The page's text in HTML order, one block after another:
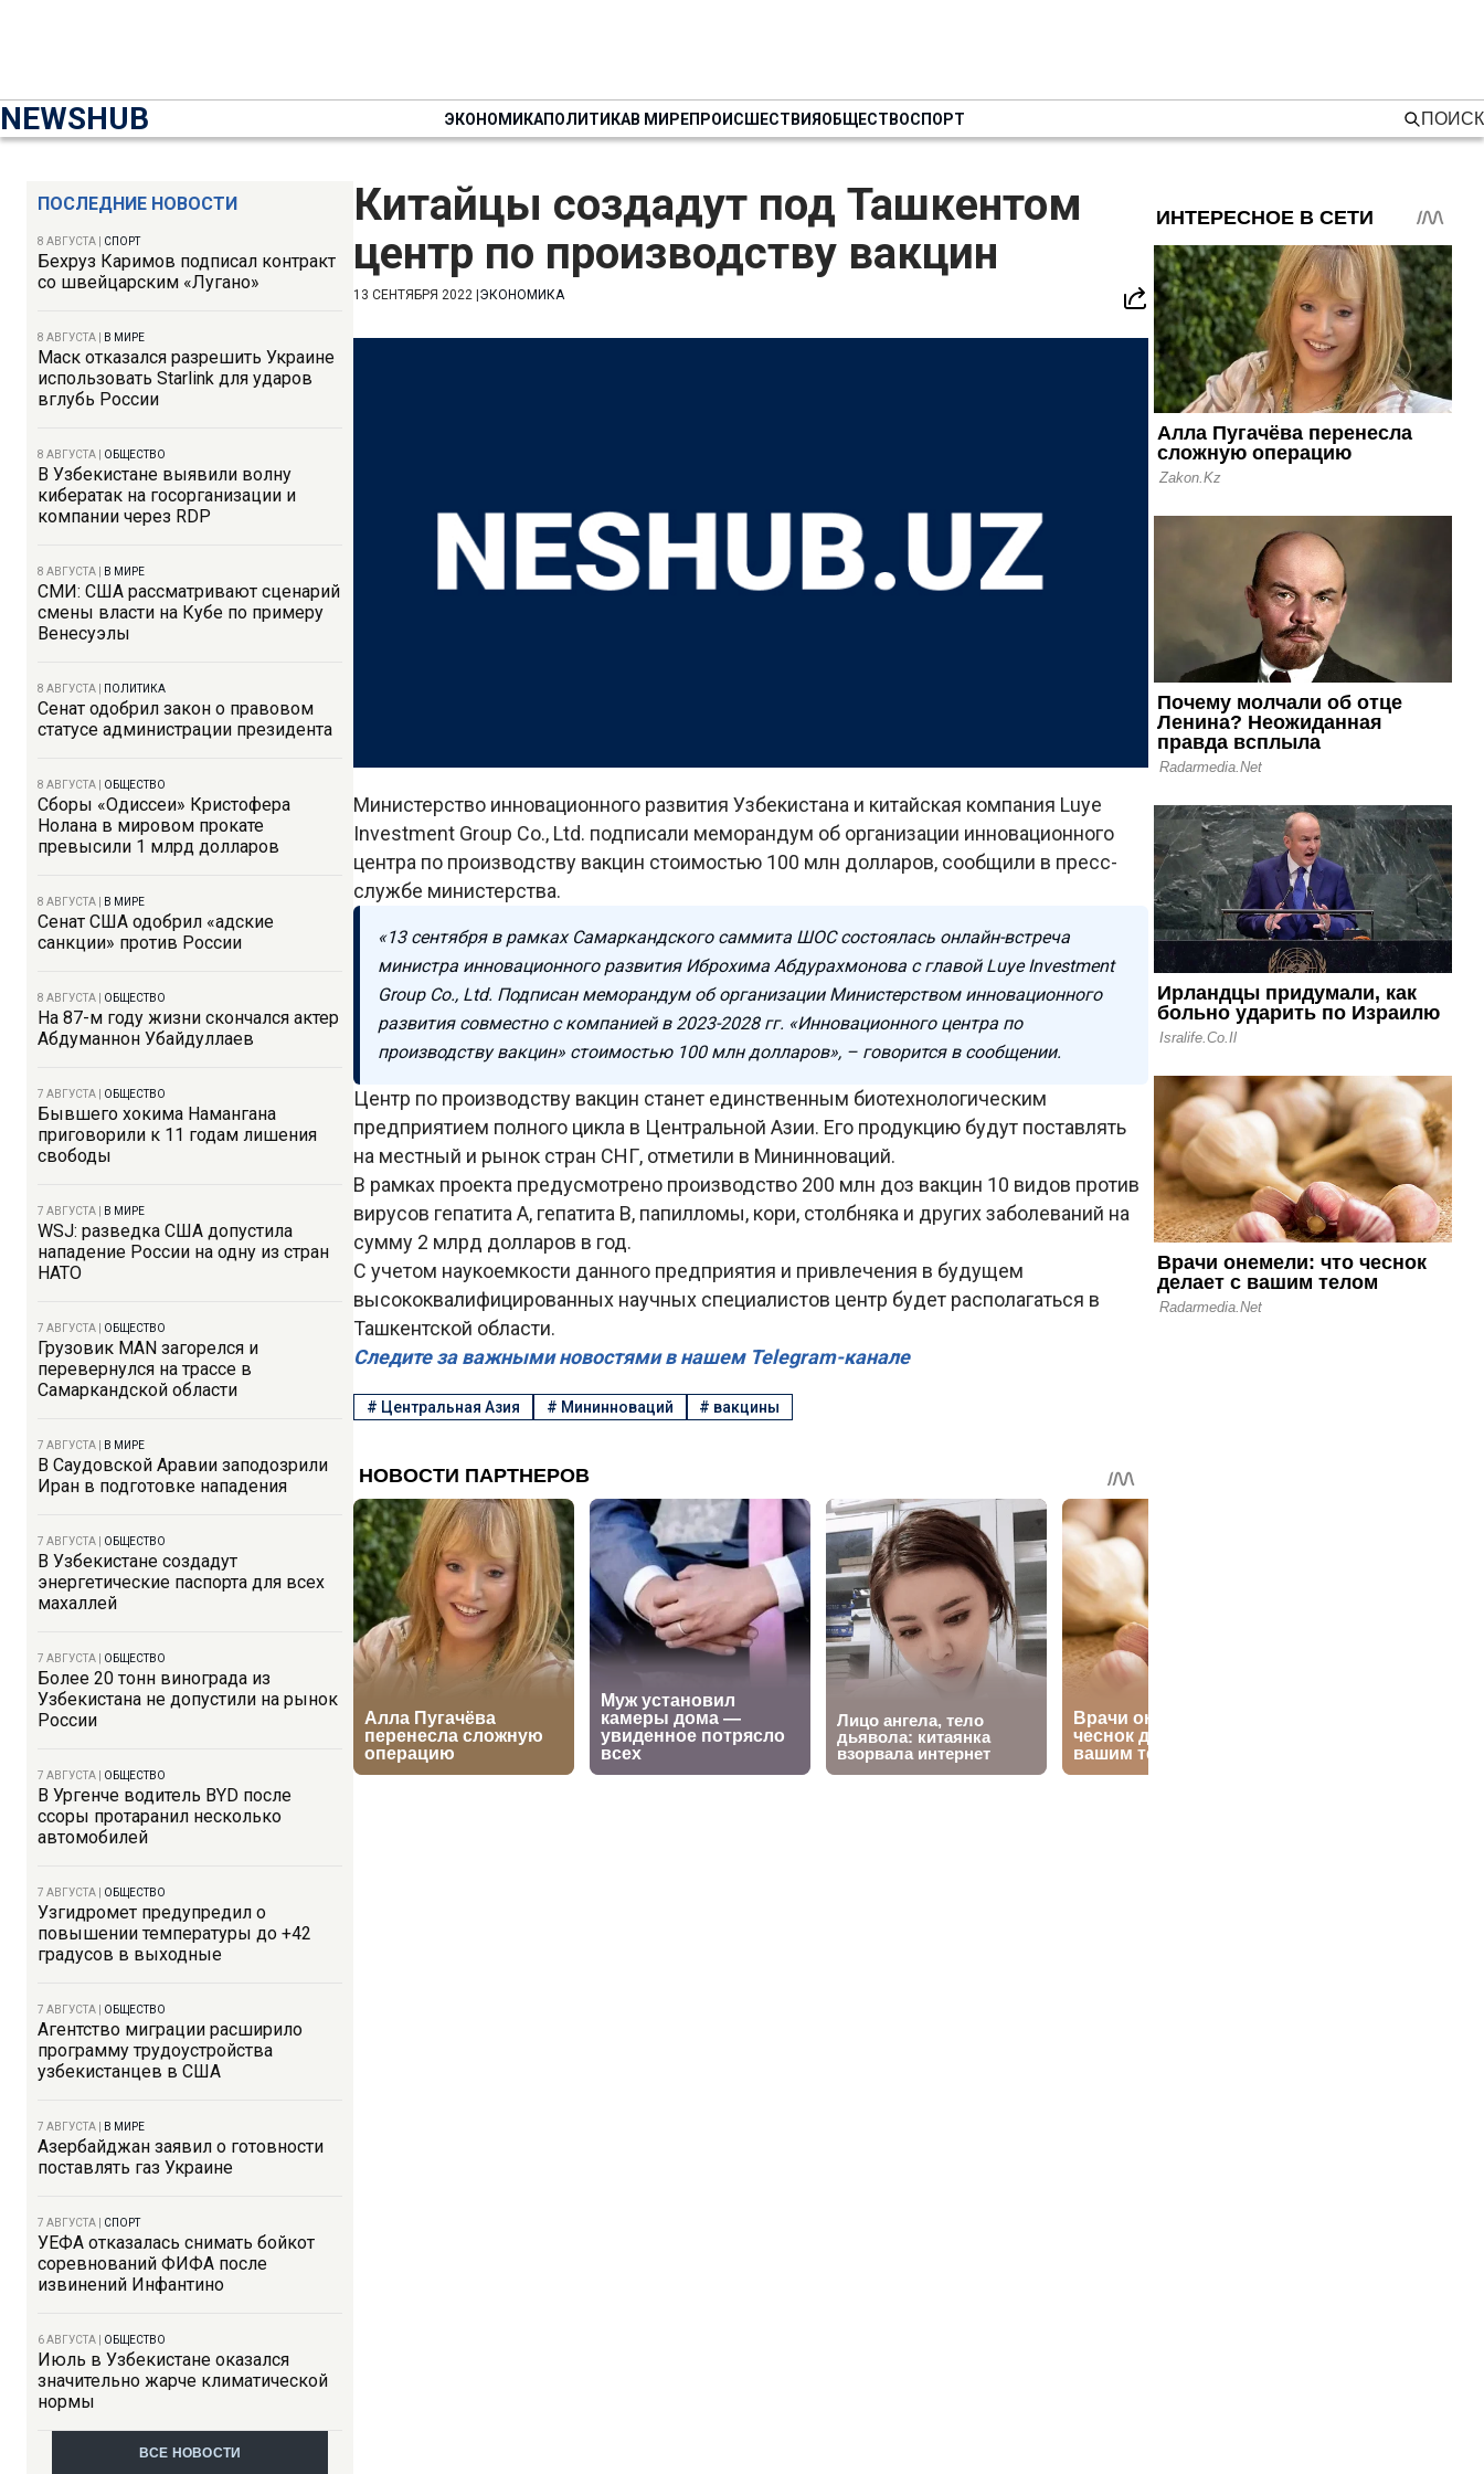
NEWSHUB ЭКОНОМИКАПОЛИТИКАВ МИРЕПРОИСШЕСТВИЯОБЩЕСТВОСПОРТ ПОИСК
ПОСЛЕДНИЕ НОВОСТИ
8 АВГУСТА СПОРТ
Бехруз Каримов подписал контракт
со швейцарским «Лугано»
8 АВГУСТА В МИРЕ
Маск отказался разрешить Украине
использовать Starlink для ударов
вглубь России
8 АВГУСТА ОБЩЕСТВО
В Узбекистане выявили волну
кибератак на госорганизации и
компании через RDP
8 АВГУСТА В МИРЕ
СМИ: США рассматривают сценарий
смены власти на Кубе по примеру
Венесуэлы
8 АВГУСТА ПОЛИТИКА
Сенат одобрил закон о правовом
статусе администрации президента
8 АВГУСТА ОБЩЕСТВО
Сборы «Одиссеи» Кристофера
Нолана в мировом прокате
превысили 1 млрд долларов
8 АВГУСТА В МИРЕ
Сенат США одобрил «адские
санкции» против России
8 АВГУСТА ОБЩЕСТВО
На 87-м году жизни скончался актер
Абдуманнон Убайдуллаев
7 АВГУСТА ОБЩЕСТВО
Бывшего хокима Намангана
приговорили к 11 годам лишения
свободы
7 АВГУСТА В МИРЕ
WSJ: разведка США допустила
нападение России на одну из стран
НАТО
7 АВГУСТА ОБЩЕСТВО
Грузовик MAN загорелся и
перевернулся на трассе в
Самаркандской области
7 АВГУСТА В МИРЕ
В Саудовской Аравии заподозрили
Иран в подготовке нападения
7 АВГУСТА ОБЩЕСТВО
В Узбекистане создадут
энергетические паспорта для всех
махаллей
7 АВГУСТА ОБЩЕСТВО
Более 20 тонн винограда из
Узбекистана не допустили на рынок
России
7 АВГУСТА ОБЩЕСТВО
В Ургенче водитель BYD после
ссоры протаранил несколько
автомобилей
7 АВГУСТА ОБЩЕСТВО
Узгидромет предупредил о
повышении температуры до +42
градусов в выходные
7 АВГУСТА ОБЩЕСТВО
Агентство миграции расширило
программу трудоустройства
узбекистанцев в США
7 АВГУСТА В МИРЕ
Азербайджан заявил о готовности
поставлять газ Украине
7 АВГУСТА СПОРТ
УЕФА отказалась снимать бойкот
соревнований ФИФА после
извинений Инфантино
6 АВГУСТА ОБЩЕСТВО
Июль в Узбекистане оказался
значительно жарче климатической
нормы
ВСЕ НОВОСТИ
Китайцы создадут под Ташкентом
центр по производству вакцин
13 СЕНТЯБРЯ 2022 ЭКОНОМИКА
Министерство инновационного развития Узбекистана и китайская компания Luye
Investment Group Co., Ltd. подписали меморандум об организации инновационного
центра по производству вакцин стоимостью 100 млн долларов, сообщили в пресс-
службе министерства.
«13 сентября в рамках Самаркандского саммита ШОС состоялась онлайн-встреча
министра инновационного развития Иброхима Абдурахмонова с главой Luye Investment
Group Co., Ltd. Подписан меморандум об организации Министерством инновационного
развития совместно с компанией в 2023-2028 гг. «Инновационного центра по
производству вакцин» стоимостью 100 млн долларов», – говорится в сообщении.
Центр по производству вакцин станет единственным биотехнологическим
предприятием полного цикла в Центральной Азии. Его продукцию будут поставлять
на местный и рынок стран СНГ, отметили в Мининноваций.
В рамках проекта предусмотрено производство 200 млн доз вакцин 10 видов против
вирусов гепатита А, гепатита В, папилломы, кори, столбняка и других заболеваний на
сумму 2 млрд долларов в год.
С учетом наукоемкости данного предприятия и привлечения в будущем
высококвалифицированных научных специалистов центр будет располагаться в
Ташкентской области.
Следите за важными новостями в нашем Telegram-канале
# Центральная Азия # Мининноваций # вакцины